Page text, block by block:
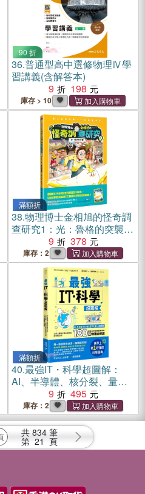
90 折
36.普通型高中選修物理Ⅳ學
習講義(含解答本)
9
198
庫存 > 10
滿額折
38.物理博士金相旭的怪奇調
查研究1：光：魯格的突襲
（隨書附贈物理原形收藏閃
卡1張）
9 378
庫存：2
滿額折
40.最強IT・科學超圖解：
AI、半導體、核分裂、量子
力學、太空電梯……創造我
們世界與未來的180個物理必
修課
9 495
庫存：2
共 834 筆
第 21 頁